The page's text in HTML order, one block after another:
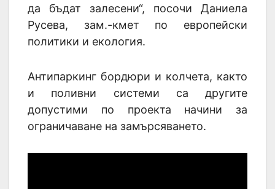
да бъдат залесени“, посочи Даниела
Русева, зам.-кмет по европейски
политики и екология.
Антипаркинг бордюри и колчета, както
и поливни системи са другите
допустими по проекта начини за
ограничаване на замърсяването.